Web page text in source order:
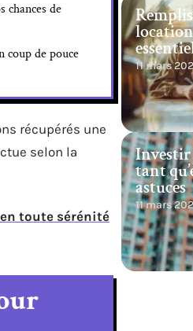
chances de
coup de pouce
récupérés une
selon la
toute sérénité
location
11 mars
Investir
tant
astuces
11 mars